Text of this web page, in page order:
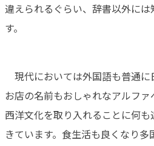
違えられるぐらい、辞書以外に
す。
現代においては外国語も普通に
お店の名前もおしゃれなアルファ
西洋文化を取り入れることに何
きています。食生活も良くなり